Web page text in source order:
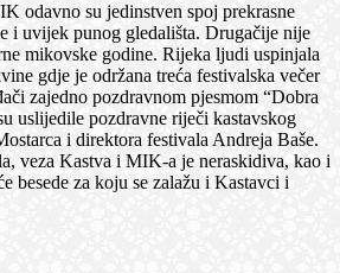
odavno su jedinstven spoj prekrasne
i uvijek punog gledališta. Drugačije nije
mikovske godine. Rijeka ljudi uspinjala
gdje je održana treća festivalska večer
zajedno pozdravnom pjesmom “Dobra
uslijedile pozdravne riječi kastavskog
i direktora festivala Andreja Baše.
veza Kastva i MIK-a je neraskidiva, kao i
besede za koju se zalažu i Kastavci i